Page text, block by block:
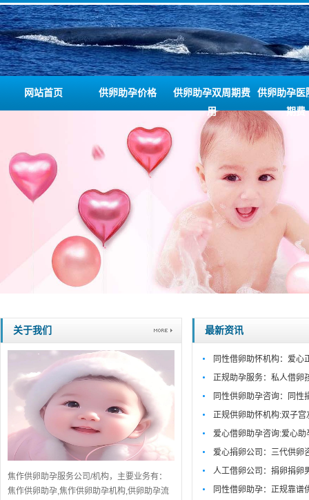
网站首页 供卵助孕价格
供卵助孕双周期费
用
供卵助孕医
期费
关于我们
焦作供卵助孕服务公司/机构，主要业务有：
焦作供卵助孕,焦作供卵助孕机构,供卵助孕流
最新资讯
同性借卵助怀机构：爱心
正规助孕服务：私人借卵
同性供卵助孕咨询：同性
正规供卵助怀机构:双子
爱心借卵助孕咨询:爱心
爱心捐卵公司：三代供卵
人工借卵公司：捐卵捐卵
同性借卵助孕：正规靠谱